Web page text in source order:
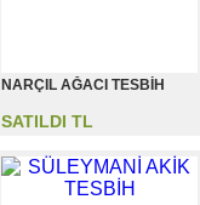
NARÇIL AĞACI TESBİH
SATILDI TL